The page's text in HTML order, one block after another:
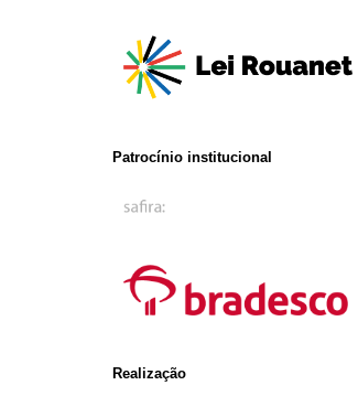
Patrocínio institucional
Realização